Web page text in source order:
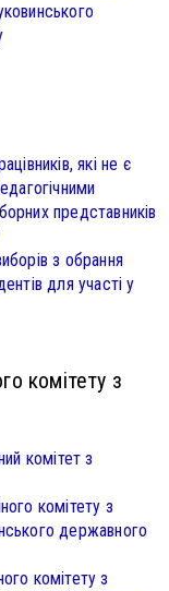
які не є
представників
з обрання
для участі у
комітету з
комітет з
комітету з
державного
комітету з